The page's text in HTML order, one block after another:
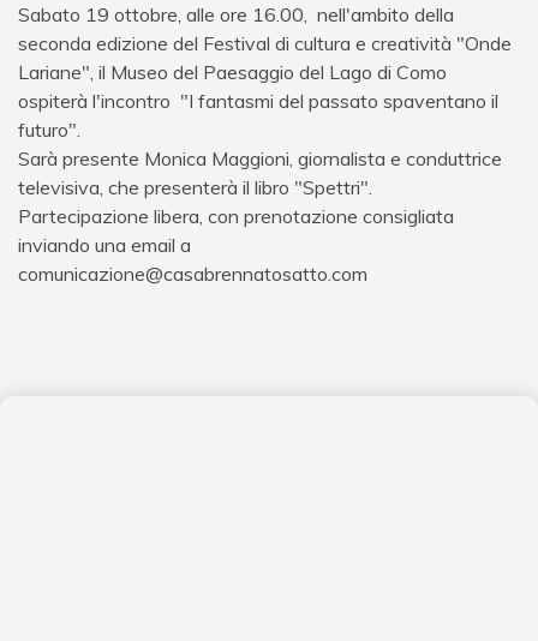
Sabato 19 ottobre, alle ore 16.00, nell'ambito della
seconda edizione del Festival di cultura e creatività "Onde
Lariane", il Museo del Paesaggio del Lago di Como
ospiterà l'incontro "I fantasmi del passato spaventano il
futuro".
Sarà presente Monica Maggioni, giornalista e conduttrice
televisiva, che presenterà il libro "Spettri".
Partecipazione libera, con prenotazione consigliata
inviando una email a
comunicazione@casabrennatosatto.com